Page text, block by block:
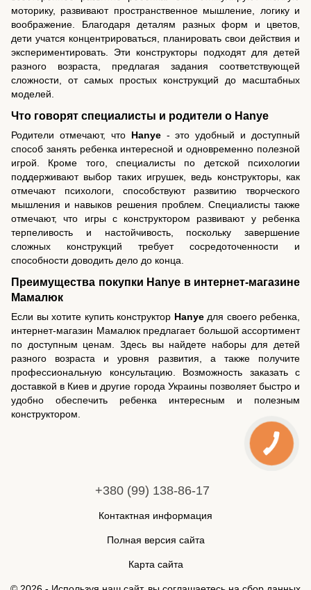
моторику, развивают пространственное мышление, логику и
воображение. Благодаря деталям разных форм и цветов,
дети учатся концентрироваться, планировать свои действия и
экспериментировать. Эти конструкторы подходят для детей
разного возраста, предлагая задания соответствующей
сложности, от самых простых конструкций до масштабных
моделей.
Что говорят специалисты и родители о Hanye
Родители отмечают, что Hanye- это удобный и доступный
способ занять ребенка интересной и одновременно полезной
игрой. Кроме того, специалисты по детской психологии
поддерживают выбор таких игрушек, ведь конструкторы, как
отмечают психологи, способствуют развитию творческого
мышления и навыков решения проблем. Специалисты также
отмечают, что игры с конструктором развивают у ребенка
терпеливость и настойчивость, поскольку завершение
сложных конструкций требует сосредоточенности и
способности доводить дело до конца.
Преимущества покупки Hanye в интернет-магазине
Мамалюк
Если вы хотите купить конструктор Hanyeдля своего ребенка,
интернет-магазин Мамалюк предлагает большой ассортимент
по доступным ценам. Здесь вы найдете наборы для детей
разного возраста и уровня развития, а также получите
профессиональную консультацию. Возможность заказать с
доставкой в Киев и другие города Украины позволяет быстро и
удобно обеспечить ребенка интересным и полезным
конструктором.
+380 (99) 138-86-17
Контактная информация
Полная версия сайта
Карта сайта